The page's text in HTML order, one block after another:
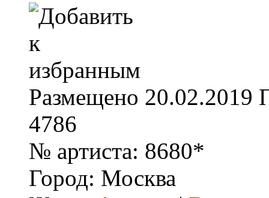
Размещено 20.02.2019
4786
№ артиста: 8680*
Город: Москва